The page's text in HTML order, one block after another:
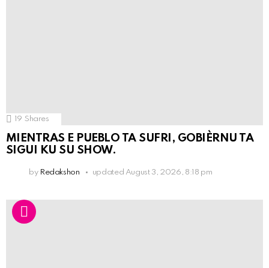
19 Shares
MIENTRAS E PUEBLO TA SUFRI, GOBIÈRNU TA
SIGUI KU SU SHOW.
by Redakshon updated August 3, 2026, 8:18 pm